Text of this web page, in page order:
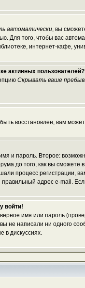
автоматически, вы
Для того, чтобы вас
интернет-кафе,
активных пользователей?
Скрывать ваше
восстановлен, вам
и пароль. Второе:
до того, как вы
процесс регистрации,
правильный адрес e-mail.
войти!
имя или пароль
не написали ни одного
в дискуссиях.